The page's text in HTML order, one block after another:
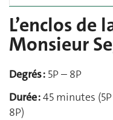
L’enclos de
Monsieur
Degrés : 5P – 8P
Durée :45 minutes
8P)